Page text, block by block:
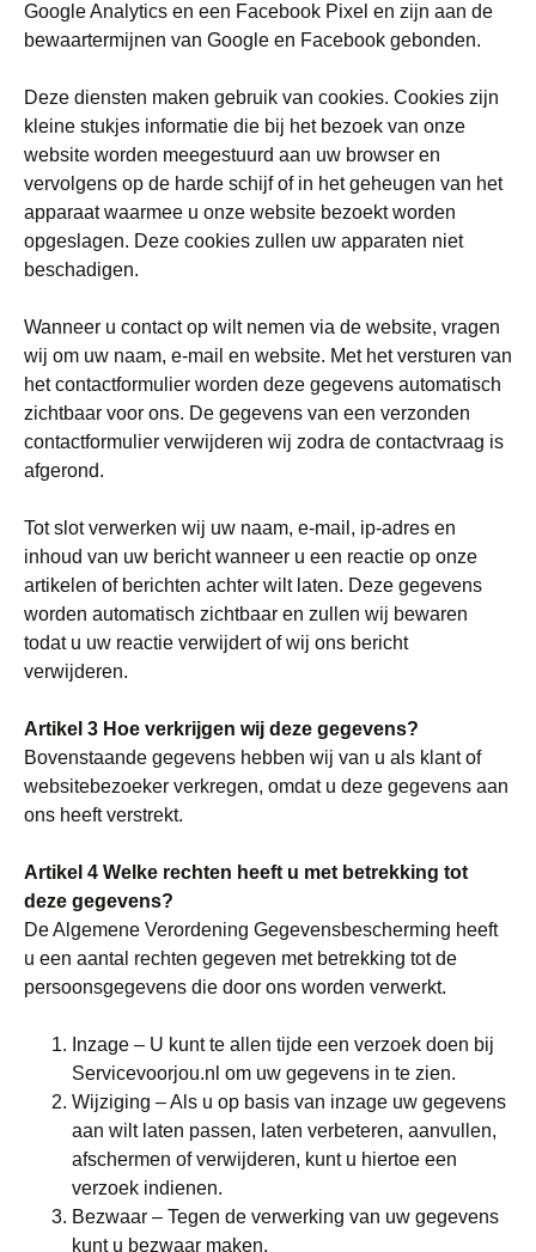
Google Analytics en een Facebook Pixel en zijn aan de
bewaartermijnen van Google en Facebook gebonden.
Deze diensten maken gebruik van cookies. Cookies zijn
kleine stukjes informatie die bij het bezoek van onze
website worden meegestuurd aan uw browser en
vervolgens op de harde schijf of in het geheugen van het
apparaat waarmee u onze website bezoekt worden
opgeslagen. Deze cookies zullen uw apparaten niet
beschadigen.
Wanneer u contact op wilt nemen via de website, vragen
wij om uw naam, e-mail en website. Met het versturen van
het contactformulier worden deze gegevens automatisch
zichtbaar voor ons. De gegevens van een verzonden
contactformulier verwijderen wij zodra de contactvraag is
afgerond.
Tot slot verwerken wij uw naam, e-mail, ip-adres en
inhoud van uw bericht wanneer u een reactie op onze
artikelen of berichten achter wilt laten. Deze gegevens
worden automatisch zichtbaar en zullen wij bewaren
todat u uw reactie verwijdert of wij ons bericht
verwijderen.
Artikel 3 Hoe verkrijgen wij deze gegevens?
Bovenstaande gegevens hebben wij van u als klant of
websitebezoeker verkregen, omdat u deze gegevens aan
ons heeft verstrekt.
Artikel 4 Welke rechten heeft u met betrekking tot
deze gegevens?
De Algemene Verordening Gegevensbescherming heeft
u een aantal rechten gegeven met betrekking tot de
persoonsgegevens die door ons worden verwerkt.
Inzage – U kunt te allen tijde een verzoek doen bij
Servicevoorjou.nl om uw gegevens in te zien.
Wijziging – Als u op basis van inzage uw gegevens
aan wilt laten passen, laten verbeteren, aanvullen,
afschermen of verwijderen, kunt u hiertoe een
verzoek indienen.
Bezwaar – Tegen de verwerking van uw gegevens
kunt u bezwaar maken.